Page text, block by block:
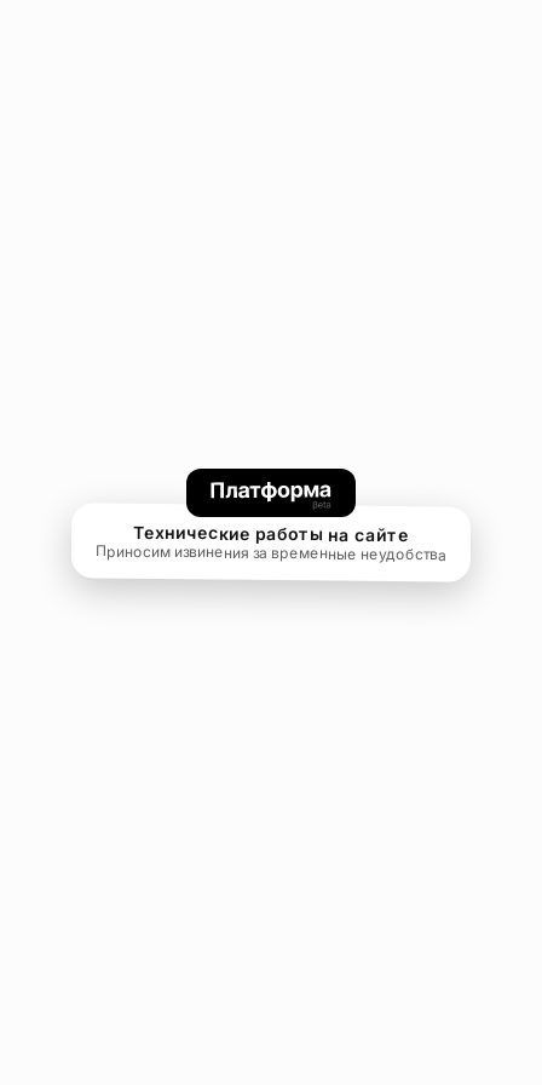
Технические работы на сайте
Приносим извинения за временные неудобства